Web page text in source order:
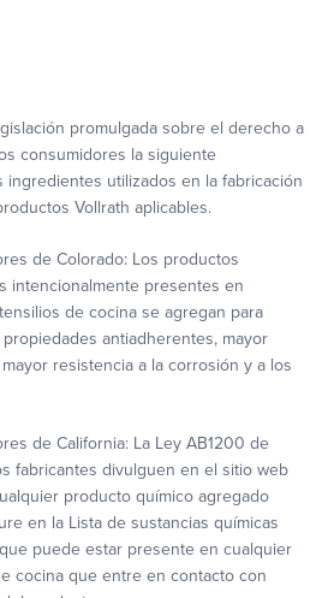
promulgada sobre el derecho a
consumidores la siguiente
ingredientes utilizados en la fabricación
Vollrath aplicables.
de Colorado: Los productos
intencionalmente presentes en
de cocina se agregan para
antiadherentes, mayor
resistencia a la corrosión y a los
de California: La Ley AB1200 de
fabricantes divulguen en el sitio web
producto químico agregado
en la Lista de sustancias químicas
puede estar presente en cualquier
cocina que entre en contacto con